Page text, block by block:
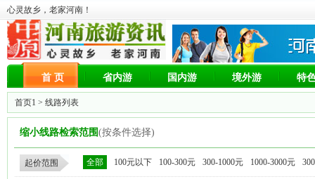
心灵故乡，老家河南！
首 页 省内游 国内游 境外游 特
首页1 > 线路列表
缩小线路检索范围(按条件选择)
起价范围 全部 100元以下 100-300元 300-1000元 1000-3000元